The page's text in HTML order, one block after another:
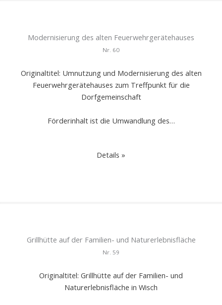
Modernisierung des alten Feuerwehrgerätehauses
Nr. 60
Originaltitel: Umnutzung und Modernisierung des alten
Feuerwehrgerätehauses zum Treffpunkt für die
Dorfgemeinschaft
Förderinhalt ist die Umwandlung des…
Details »
Grillhütte auf der Familien- und Naturerlebnisfläche
Nr. 59
Originaltitel: Grillhütte auf der Familien- und
Naturerlebnisfläche in Wisch